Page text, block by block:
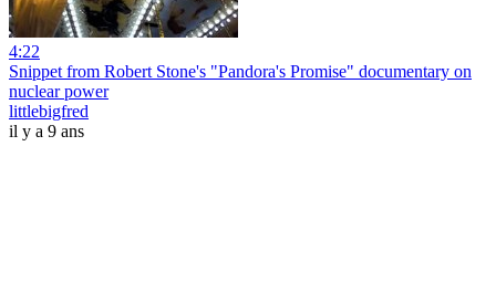
4:22
Snippet from Robert Stone's "Pandora's Promise" documentary on
nuclear power
littlebigfred
il y a 9 ans